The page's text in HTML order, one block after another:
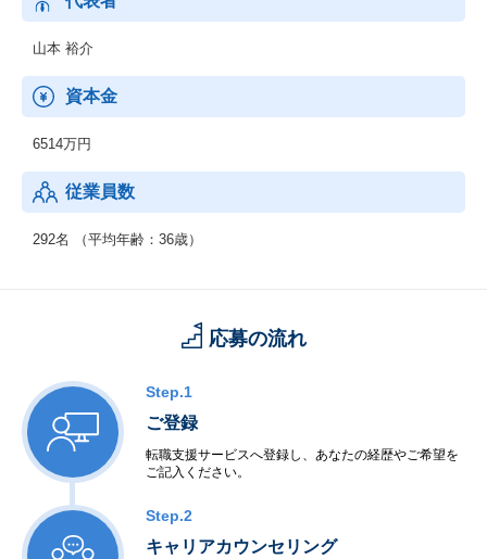
山本 裕介
資本金
6514万円
従業員数
292名 （平均年齢：36歳）
応募の流れ
Step.1
ご登録
転職支援サービスへ登録し、あなたの経歴やご希望を
ご記入ください。
Step.2
キャリアカウンセリング